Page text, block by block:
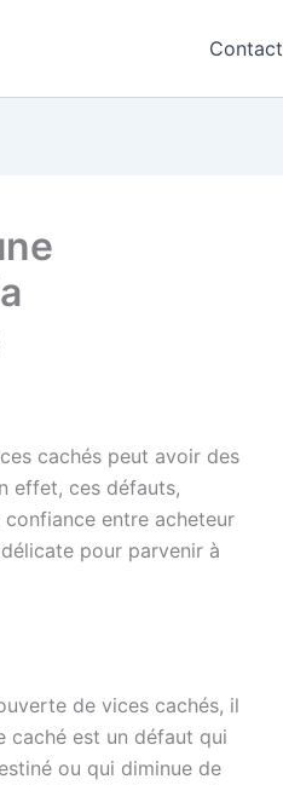
Contact
cachés peut avoir des
effet, ces défauts,
entre acheteur
pour parvenir à
de vices cachés, il
caché est un défaut qui
ou qui diminue de